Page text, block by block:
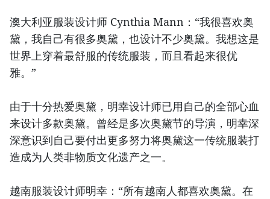
澳大利亚服装设计师 Cynthia Mann：“我很喜欢奥
黛，我自己有很多奥黛，也设计不少奥黛。我想这是
世界上穿着最舒服的传统服装，而且看起来很优
雅。”
由于十分热爱奥黛，明幸设计师已用自己的全部心血
来设计多款奥黛。曾经是多次奥黛节的导演，明幸深
深意识到自己要付出更多努力将奥黛这一传统服装打
造成为人类非物质文化遗产之一。
越南服装设计师明幸：“所有越南人都喜欢奥黛。在